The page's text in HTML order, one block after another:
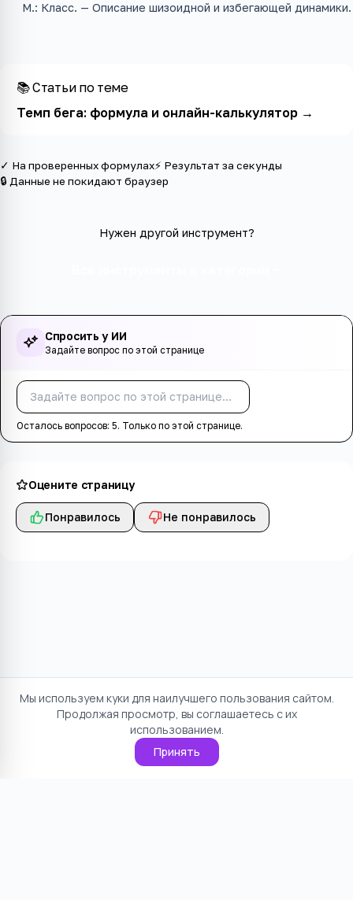
М.: Класс. — Описание шизоидной и избегающей динамики.
📚 Статьи по теме
Темп бега: формула и онлайн-калькулятор→
✓ На проверенных формулах⚡ Результат за секунды
🔒 Данные не покидают браузер
Нужен другой инструмент?
Спросить у ИИ
Задайте вопрос по этой странице
Осталось вопросов: 5. Только по этой странице.
Оцените страницу
Понравилось Не понравилось
Мы используем куки для наилучшего пользования сайтом.
Продолжая просмотр, вы соглашаетесь с их
использованием.
Принять